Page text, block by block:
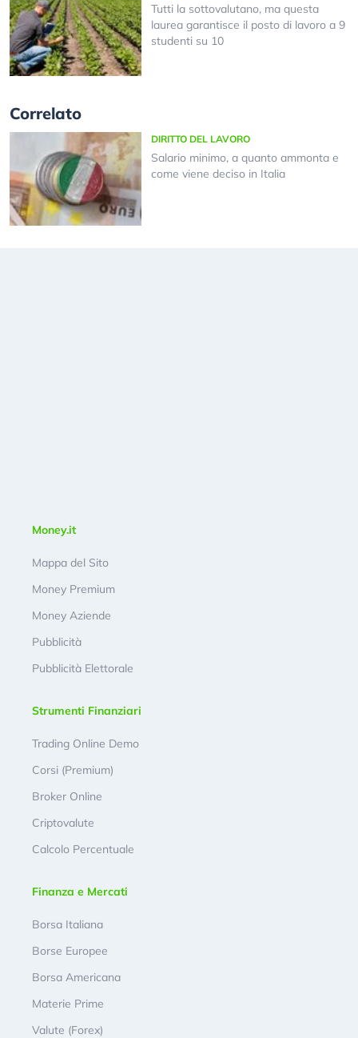
Tutti la sottovalutano, ma questa
laurea garantisce il posto di lavoro a 9
studenti su 10
Correlato
DIRITTO DEL LAVORO
Salario minimo, a quanto ammonta e
come viene deciso in Italia
Money.it
Mappa del Sito
Money Premium
Money Aziende
Pubblicità
Pubblicità Elettorale
Strumenti Finanziari
Trading Online Demo
Corsi (Premium)
Broker Online
Criptovalute
Calcolo Percentuale
Finanza e Mercati
Borsa Italiana
Borse Europee
Borsa Americana
Materie Prime
Valute (Forex)